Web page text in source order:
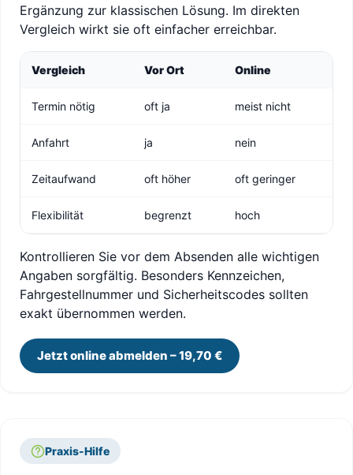
Ergänzung zur klassischen Lösung. Im direkten
Vergleich wirkt sie oft einfacher erreichbar.
Vergleich Vor Ort Online
Termin nötig oft ja meist nicht
Anfahrt ja nein
Zeitaufwand oft höher oft geringer
Flexibilität begrenzt hoch
Kontrollieren Sie vor dem Absenden alle wichtigen
Angaben sorgfältig. Besonders Kennzeichen,
Fahrgestellnummer und Sicherheitscodes sollten
exakt übernommen werden.
Jetzt online abmelden – 19,70 €
Praxis-Hilfe